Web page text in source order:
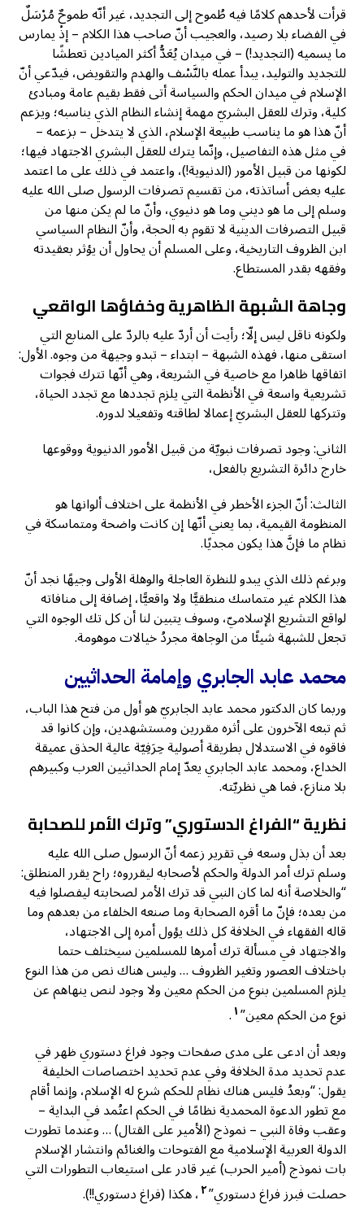
قرأت لأحدهم كلامًا فيه طُموح إلى التجديد، غير أنّه طموحٌ مُرْسَلٌ
في الفضاء بلا رصيد، والعجيب أنّ صاحب هذا الكلام – إذْ يمارس
ما يسميه (التجديد!) – في ميدان يُعَدُّ أكثر الميادين تعطشًا
للتجديد والتوليد، يبدأ عمله بالنَّسْف والهدم والتقويض، فيدّعي أنّ
الإسلام في ميدان الحكم والسياسة أتى فقط بقيم عامة ومبادئ
كلية، وترك للعقل البشريّ مهمة إنشاء النظام الذي يناسبه؛ ويزعم
أنّ هذا هو ما يناسب طبيعة الإسلام، الذي لا يتدخل – بزعمه –
في مثل هذه التفاصيل، وإنّما يترك للعقل البشري الاجتهاد فيها؛
لكونها من قبيل الأمور (الدنيوية!)، واعتمد في ذلك على ما اعتمد
عليه بعض أساتذته، من تقسيم تصرفات الرسول صلى الله عليه
وسلم إلى ما هو ديني وما هو دنيوي، وأنّ ما لم يكن منها من
قبيل التصرفات الدينية لا تقوم به الحجة، وأنّ النظام السياسي
ابن الظروف التاريخية، وعلى المسلم أن يحاول أن يؤثر بعقيدته
وفقهه بقدر المستطاع.
وجاهة الشبهة الظاهرية وخفاؤها الواقعي
ولكونه ناقل ليس إلّا؛ رأيت أن أردّ عليه بالردّ على المنابع التي
استقى منها، فهذه الشبهة – ابتداء – تبدو وجيهة من وجوه. الأول:
اتفاقها ظاهرا مع خاصية في الشريعة، وهي أنّها تترك فجوات
تشريعية واسعة في الأنظمة التي يلزم تجددها مع تجدد الحياة،
وتتركها للعقل البشريّ إعمالا لطاقته وتفعيلا لدوره.
الثاني: وجود تصرفات نبويّة من قبيل الأمور الدنيوية ووقوعها
خارج دائرة التشريع بالفعل،
الثالث: أنّ الجزء الأخطر في الأنظمة على اختلاف ألوانها هو
المنظومة القيمية، بما يعني أنّها إن كانت واضحة ومتماسكة في
نظام ما فإنَّ هذا يكون مجديًا.
وبرغم ذلك الذي يبدو للنظرة العاجلة والوهلة الأولى وجيهًا نجد أنّ
هذا الكلام غير متماسك منطقيًّا ولا واقعيًّا، إضافة إلى منافاته
لواقع التشريع الإسلاميّ، وسوف يتبين لنا أن كل تك الوجوه التي
تجعل للشبهة شيئًا من الوجاهة مجردُ خيالات موهومة.
محمد عابد الجابري وإمامة الحداثيين
وربما كان الدكتور محمد عابد الجابريّ هو أول من فتح هذا الباب،
ثم تبعه الآخرون على أثره مقررين ومستشهدين، وإن كانوا قد
فاقوه في الاستدلال بطريقة أصولية حِرَفِيّة عالية الحذق عميقة
الخداع، ومحمد عابد الجابري يعدّ إمام الحداثيين العرب وكبيرهم
بلا منازع، فما هي نظريّته.
نظرية “الفراغ الدستوري” وترك الأمر للصحابة
بعد أن بذل وسعه في تقرير زعمه أنّ الرسول صلى الله عليه
وسلم ترك أمر الدولة والحكم لأصحابه ليقرروه؛ راح يقرر المنطلق:
“والخلاصة أنه لما كان النبي قد ترك الأمر لصحابته ليفصلوا فيه
من بعده؛ فإنّ ما أقره الصحابة وما صنعه الخلفاء من بعدهم وما
قاله الفقهاء في الخلافة كل ذلك يؤول أمره إلى الاجتهاد،
والاجتهاد في مسألة ترك أمرها للمسلمين سيختلف حتما
باختلاف العصور وتغير الظروف … وليس هناك نص من هذا النوع
يلزم المسلمين بنوع من الحكم معين ولا وجود لنص ينهاهم عن
نوع من الحكم معين”١.
وبعد أن ادعى على مدى صفحات وجود فراغ دستوري ظهر في
عدم تحديد مدة الخلافة وفي عدم تحديد اختصاصات الخليفة
يقول: “وبعدُ فليس هناك نظام للحكم شرع له الإسلام، وإنما أقام
مع تطور الدعوة المحمدية نظامًا في الحكم اعتُمد في البداية –
وعقب وفاة النبي – نموذج (الأمير على القتال) … وعندما تطورت
الدولة العربية الإسلامية مع الفتوحات والغنائم وانتشار الإسلام
بات نموذج (أمير الحرب) غير قادر على استيعاب التطورات التي
حصلت فبرز فراغ دستوري”٢، هكذا (فراغ دستوري!!).